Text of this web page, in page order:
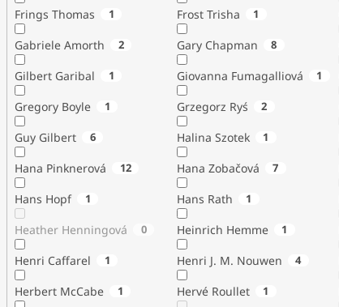
Frings Thomas 1 Frost Trisha 1
Gabriele Amorth 2 Gary Chapman 8
Gilbert Garibal 1 Giovanna Fumagalliová 1
Gregory Boyle 1 Grzegorz Ryś 2
Guy Gilbert 6 Halina Szotek 1
Hana Pinknerová 12 Hana Zobačová 7
Hans Hopf 1 Hans Rath 1
Heather Henningová 0 Heinrich Hemme 1
Henri Caffarel 1 Henri J. M. Nouwen 4
Herbert McCabe 1 Hervé Roullet 1